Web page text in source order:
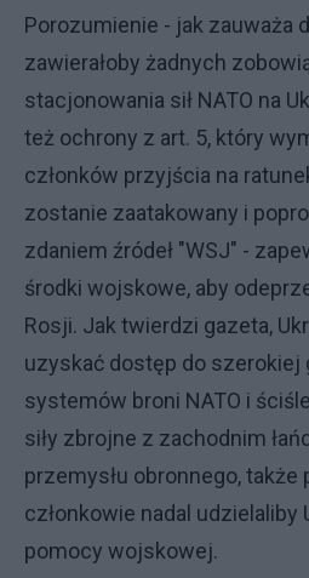
Porozumienie - jak zauważa
zawierałoby żadnych
stacjonowania sił NATO na
też ochrony z art. 5, który
członków przyjścia na
zostanie zaatakowany i
zdaniem źródeł "WSJ" -
środki wojskowe, aby
Rosji. Jak twierdzi gazeta,
uzyskać dostęp do szerokiej
systemów broni NATO i
siły zbrojne z zachodnim
przemysłu obronnego,
członkowie nadal
pomocy wojskowej.